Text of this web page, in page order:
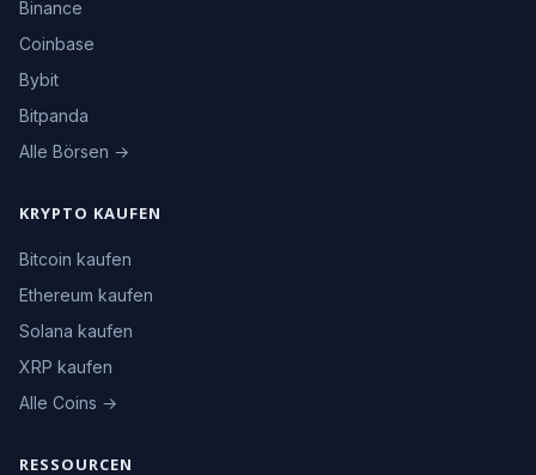
Binance
Coinbase
Bybit
Bitpanda
Alle Börsen →
KRYPTO KAUFEN
Bitcoin kaufen
Ethereum kaufen
Solana kaufen
XRP kaufen
Alle Coins →
RESSOURCEN